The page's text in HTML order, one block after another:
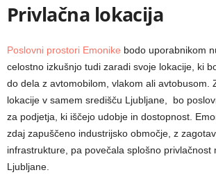
Privlačna lokacija
Poslovni prostori Emonike bodo uporabnikom
celostno izkušnjo tudi zaradi svoje lokacije, ki
do dela z avtomobilom, vlakom ali avtobusom.
lokacije v samem središču Ljubljane, bo
za podjetja, ki iščejo udobje in dostopnost.
zdaj zapuščeno industrijsko območje, z
infrastrukture, pa povečala splošno privlačnost
Ljubljane.